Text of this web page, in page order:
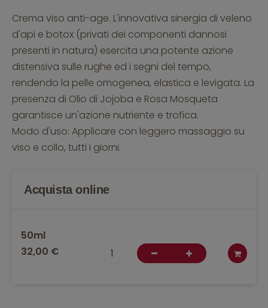
Crema viso anti-age. L'innovativa sinergia di veleno
d'api e botox (privati dei componenti dannosi
presenti in natura) esercita una potente azione
distensiva sulle rughe ed i segni del tempo,
rendendo la pelle omogenea, elastica e levigata. La
presenza di Olio di Jojoba e Rosa Mosqueta
garantisce un'azione nutriente e trofica.
Modo d'uso: Applicare con leggero massaggio su
viso e collo, tutti i giorni.
Acquista online
50ml
32,00 €